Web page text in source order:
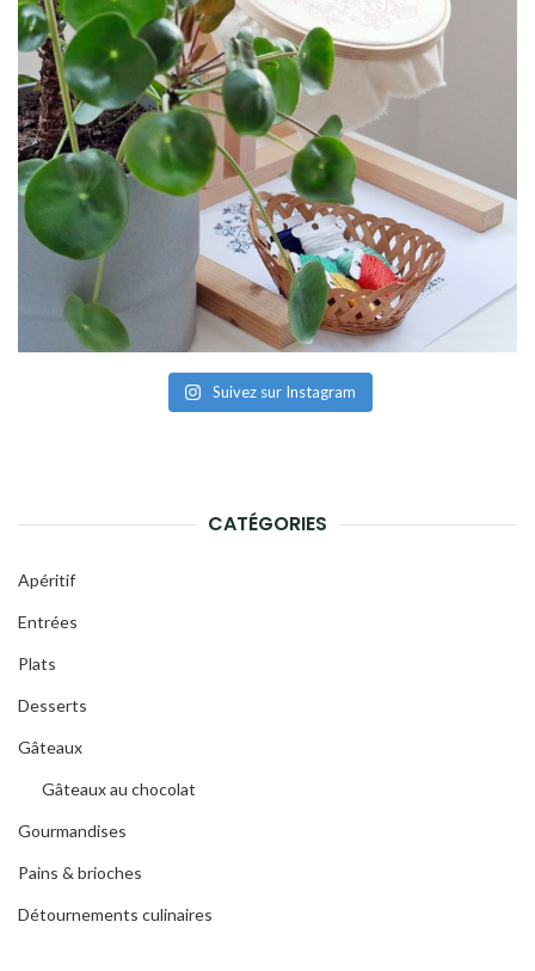
Suivez sur Instagram
CATÉGORIES
Apéritif
Entrées
Plats
Desserts
Gâteaux
Gâteaux au chocolat
Gourmandises
Pains & brioches
Détournements culinaires